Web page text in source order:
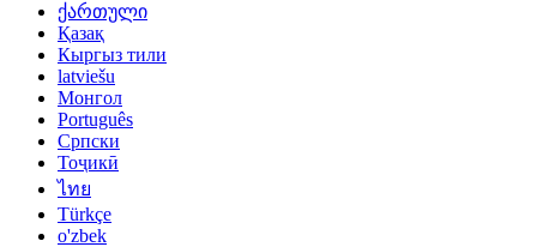
ქართული
Қазақ
Кыргыз тили
latviešu
Монгол
Português
Српски
Тоҷикӣ
ไทย
Türkçe
o'zbek